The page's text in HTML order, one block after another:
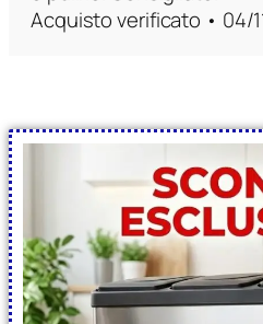
Acquisto verificato • 04/